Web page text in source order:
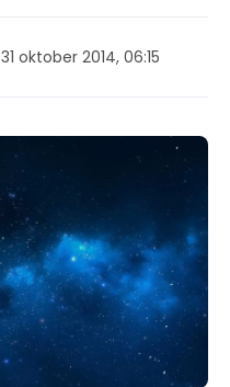
31 oktober 2014, 06:15